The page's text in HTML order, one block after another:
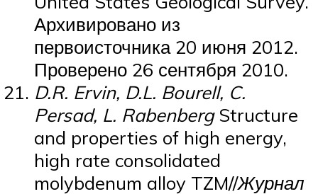
Архивировано из
первоисточника 20 июня 2012.
Проверено 26 сентября 2010.
D.R. Ervin, D.L. Bourell, C.
Persad, L. RabenbergStructure
and properties of high energy,
high rate consolidated
molybdenum alloy TZM//Журнал